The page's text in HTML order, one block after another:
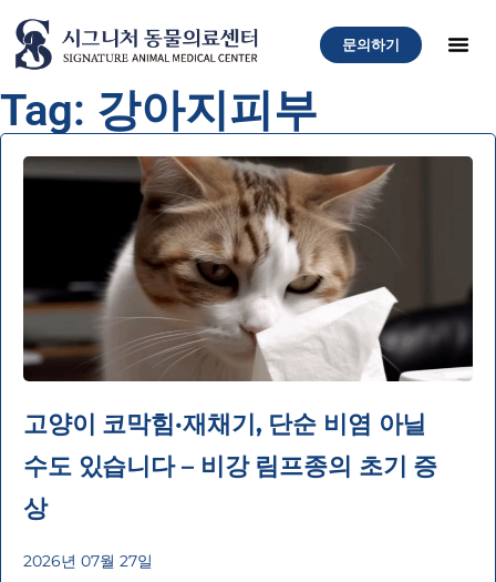
문의하기
Tag: 강아지피부
고양이 코막힘·재채기, 단순 비염 아닐
수도 있습니다 – 비강 림프종의 초기 증
상
2026년 07월 27일